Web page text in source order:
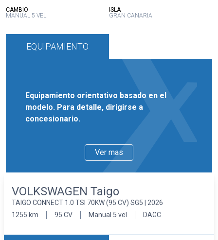
CAMBIO
MANUAL 5 VEL
ISLA:
GRAN CANARIA
EQUIPAMIENTO
Equipamiento orientativo basado en el
modelo. Para detalle, dirigirse a
concesionario.
Ver mas
VOLKSWAGEN Taigo
TAIGO CONNECT 1.0 TSI 70KW (95 CV) SG5 | 2026
1255 km
95 CV Manual 5 vel DAGC